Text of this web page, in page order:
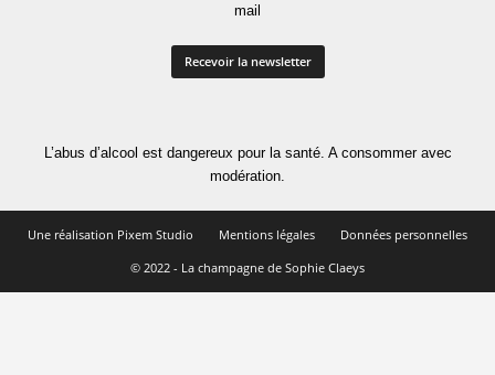
mail
L’abus d’alcool est dangereux pour la santé. A consommer avec
modération.
Une réalisation Pixem Studio Mentions légales
Données personnelles
© 2022 - La champagne de Sophie Claeys